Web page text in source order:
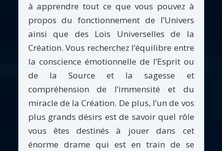
à apprendre tout ce que vous pouvez à
propos du fonctionnement de l’Univers
ainsi que des Lois Universelles de la
Création. Vous recherchez l’équilibre entre
la conscience émotionnelle de l’Esprit ou
de la Source et la sagesse et
compréhension de l’immensité et du
miracle de la Création. De plus, l’un de vos
plus grands désirs est de savoir quel rôle
vous êtes destinés à jouer dans cet
énorme drame qui est en train de se